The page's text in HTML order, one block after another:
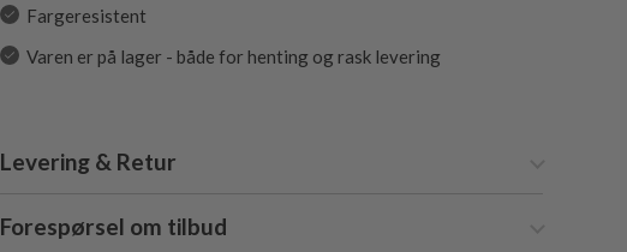
Fargeresistent
Varen er på lager - både for henting og rask levering
Levering & Retur
Forespørsel om tilbud